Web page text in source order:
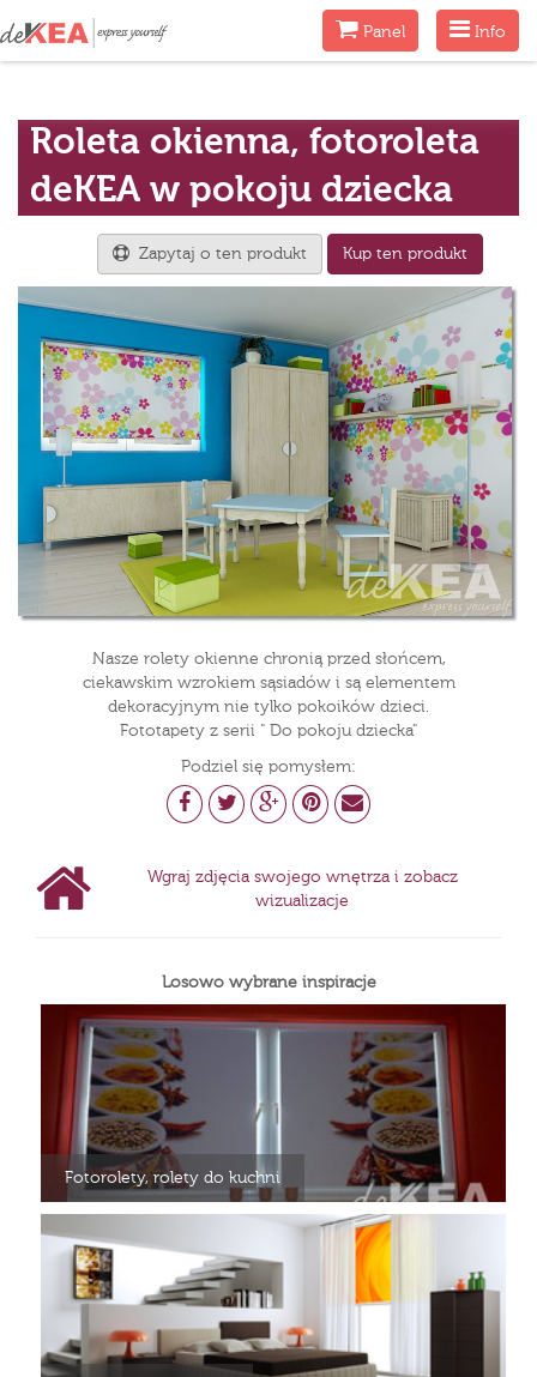
Menu
Info
MenuPanel
Roleta okienna, fotoroleta
deKEA w pokoju dziecka
Zapytaj o ten produkt Kup ten produkt
Nasze rolety okienne chronią przed słońcem,
ciekawskim wzrokiem sąsiadów i są elementem
dekoracyjnym nie tylko pokoików dzieci.
Fototapety z serii " Do pokoju dziecka"
Podziel się pomysłem:
Wgraj zdjęcia swojego wnętrza i zobacz
wizualizacje
Losowo wybrane inspiracje
Fotorolety, rolety do kuchni